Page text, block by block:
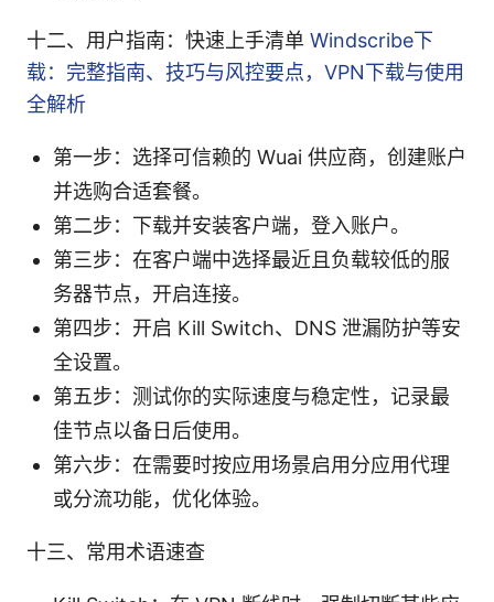
十二、用户指南：快速上手清单 Windscribe下
载：完整指南、技巧与风控要点，VPN下载与使用
全解析
第一步：选择可信赖的 Wuai 供应商，创建账户
并选购合适套餐。
第二步：下载并安装客户端，登入账户。
第三步：在客户端中选择最近且负载较低的服
务器节点，开启连接。
第四步：开启 Kill Switch、DNS 泄漏防护等安
全设置。
第五步：测试你的实际速度与稳定性，记录最
佳节点以备日后使用。
第六步：在需要时按应用场景启用分应用代理
或分流功能，优化体验。
十三、常用术语速查